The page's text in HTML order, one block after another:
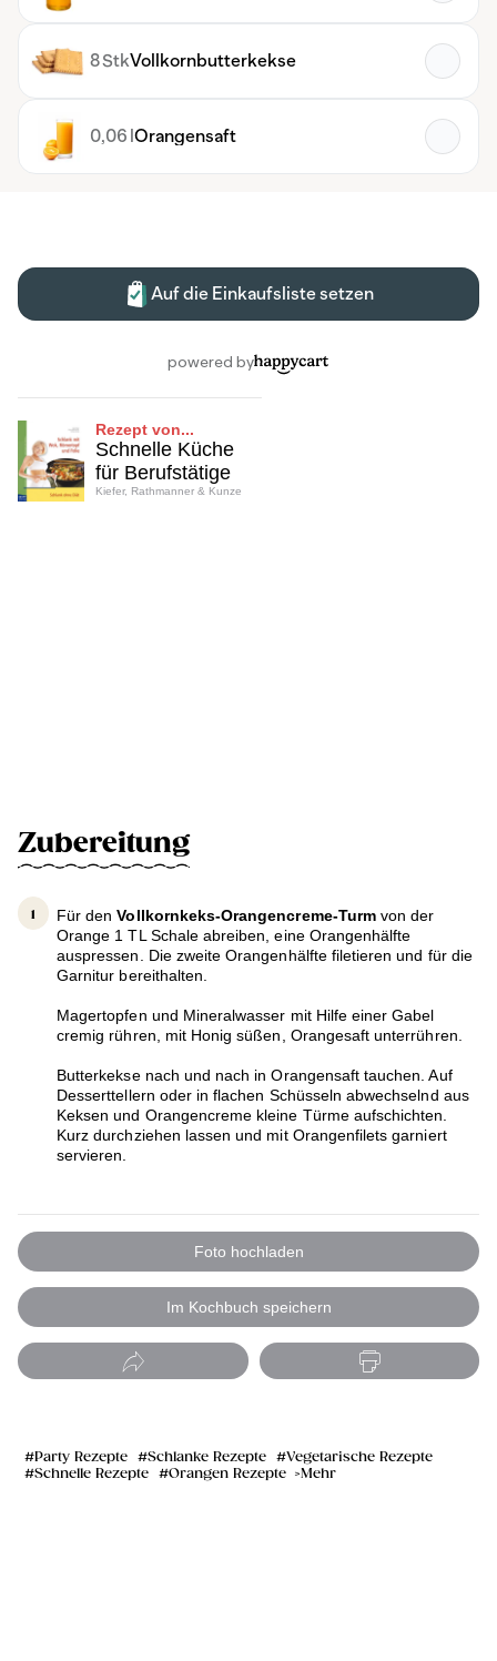
Rezept von...
Schnelle Küche
für Berufstätige
Kiefer, Rathmanner & Kunze
Zubereitung
Für denVollkornkeks-Orangencreme-Turmvon der
Orange 1 TL Schale abreiben, eine Orangenhälfte
auspressen. Die zweite Orangenhälfte filetieren und für die
Garnitur bereithalten.
Magertopfen und Mineralwasser mit Hilfe einer Gabel
cremig rühren, mit Honig süßen, Orangesaft unterrühren.
Butterkekse nach und nach in Orangensaft tauchen. Auf
Desserttellern oder in flachen Schüsseln abwechselnd aus
Keksen und Orangencreme kleine Türme aufschichten.
Kurz durchziehen lassen und mit Orangenfilets garniert
servieren.
Foto hochladen
Im Kochbuch speichern
Party Rezepte Schlanke Rezepte
Vegetarische Rezepte
Schnelle Rezepte
Orangen Rezepte Mehr